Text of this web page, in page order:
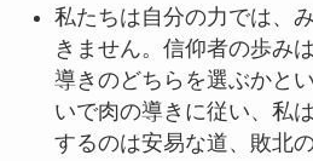
私たちは自分の力では、
きません。信仰者の歩み
導きのどちらを選ぶかと
いで肉の導きに従い、私
するのは安易な道、敗北